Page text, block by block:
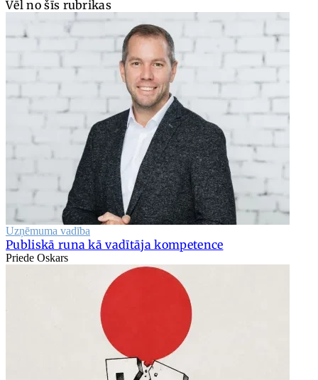
Vēl no šīs rubrikas
Uzņēmuma vadība
Publiskā runa kā vadītāja kompetence
Priede Oskars